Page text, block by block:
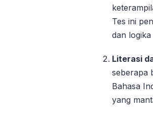
Tes ini
dan logika
Literasi
seberapa
Bahasa
yang